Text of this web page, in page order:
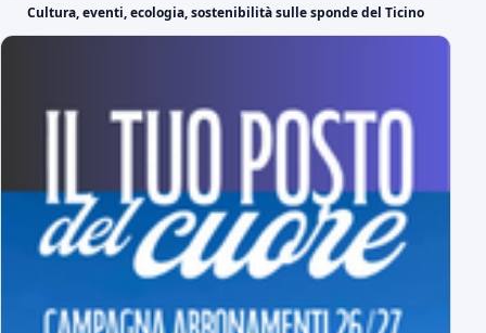
Cultura, eventi, ecologia, sostenibilità sulle sponde del Ticino